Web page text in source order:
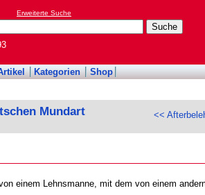
Erweiterte Suche
Kategorien Shop
<<
Mundart
einem Lehnsmanne, mit dem von einem